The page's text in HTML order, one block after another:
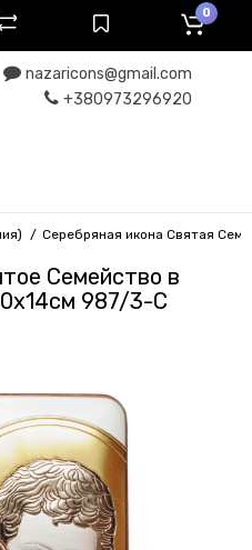
nazaricons@gmail.com
+380973296920
0
Серебряная икона Святая
Семейство в
987/3-C